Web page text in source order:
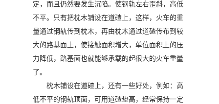
定，而且仍然要发生沉陷。使钢轨左右歪斜，高低
不平。只有把枕木铺设在道碴上，这样，火车的重
量通过钢轨传到枕木，再由枕木通过道碴传布到较
大的路基面上，使接触面积增大，单位面积上的压
力降低，路基面也就能够承载的起很大的火车重量
了。
枕木铺设在道碴上，还有一些好处，例如：高
低不平的钢轨顶面，可用道碴垫高，经常保持一定